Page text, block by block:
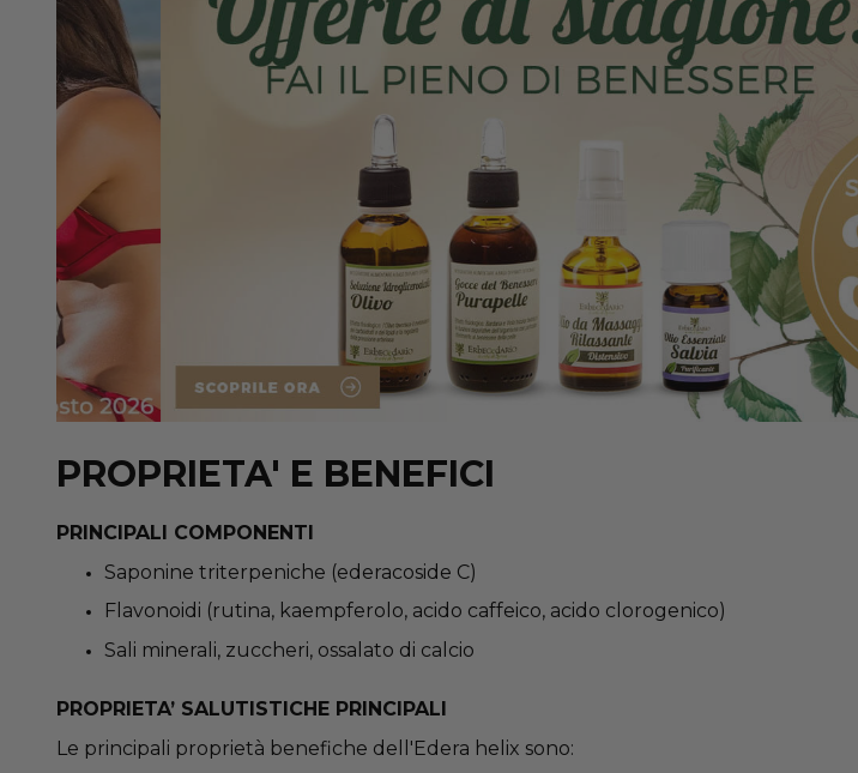
PROPRIETA' E BENEFICI
PRINCIPALI COMPONENTI
Saponine triterpeniche (ederacoside C)
Flavonoidi (rutina, kaempferolo, acido caffeico, acido clorogenico)
Sali minerali, zuccheri, ossalato di calcio
PROPRIETA’ SALUTISTICHE PRINCIPALI
Le principali proprietà benefiche dell'Edera helix sono: